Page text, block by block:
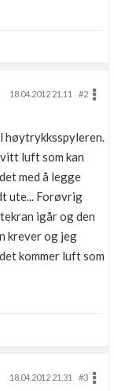
18.04.2012 21.11
#2
høytrykksspyleren.
luft som kan
med å legge
ute... Forøvrig
igår og den
krever og jeg
kommer luft som
18.04.2012 21.31
#3